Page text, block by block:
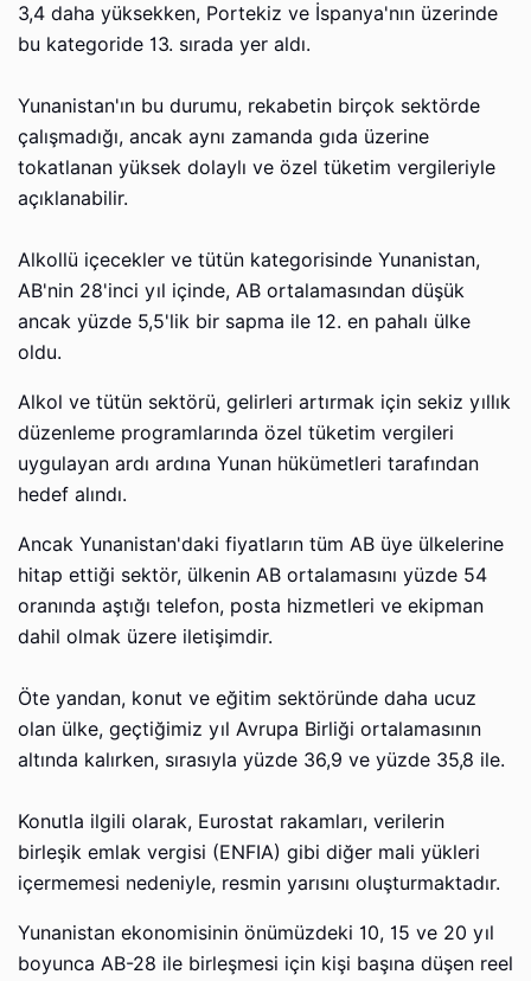
3,4 daha yüksekken, Portekiz ve İspanya'nın üzerinde
bu kategoride 13. sırada yer aldı.
Yunanistan'ın bu durumu, rekabetin birçok sektörde
çalışmadığı, ancak aynı zamanda gıda üzerine
tokatlanan yüksek dolaylı ve özel tüketim vergileriyle
açıklanabilir.
Alkollü içecekler ve tütün kategorisinde Yunanistan,
AB'nin 28'inci yıl içinde, AB ortalamasından düşük
ancak yüzde 5,5'lik bir sapma ile 12. en pahalı ülke
oldu.
Alkol ve tütün sektörü, gelirleri artırmak için sekiz yıllık
düzenleme programlarında özel tüketim vergileri
uygulayan ardı ardına Yunan hükümetleri tarafından
hedef alındı.
Ancak Yunanistan'daki fiyatların tüm AB üye ülkelerine
hitap ettiği sektör, ülkenin AB ortalamasını yüzde 54
oranında aştığı telefon, posta hizmetleri ve ekipman
dahil olmak üzere iletişimdir.
Öte yandan, konut ve eğitim sektöründe daha ucuz
olan ülke, geçtiğimiz yıl Avrupa Birliği ortalamasının
altında kalırken, sırasıyla yüzde 36,9 ve yüzde 35,8 ile.
Konutla ilgili olarak, Eurostat rakamları, verilerin
birleşik emlak vergisi (ENFIA) gibi diğer mali yükleri
içermemesi nedeniyle, resmin yarısını oluşturmaktadır.
Yunanistan ekonomisinin önümüzdeki 10, 15 ve 20 yıl
boyunca AB-28 ile birleşmesi için kişi başına düşen reel